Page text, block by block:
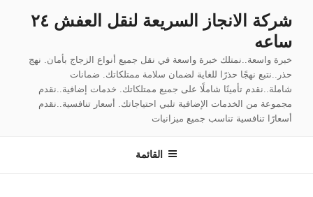
المحتوى
شركة الانجاز السريعة لنقل العفش ٢٤
ساعه
خبرة واسعة..نمتلك خبرة واسعة في نقل جميع أنواع الزجاج بأمان. نهج
حذر..نتبع نهجًا حذرًا للغاية لضمان سلامة ممتلكاتك. ضمانات
شاملة..نقدم تأمينًا شاملًا على جميع ممتلكاتك. خدمات إضافية..نقدم
مجموعة من الخدمات الإضافية تلبي احتياجاتك. أسعار تنافسية..نقدم
أسعارًا تنافسية تناسب جميع ميزانيات
القائمة